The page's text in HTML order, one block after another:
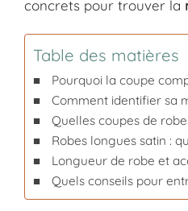
concrets pour trouver la
Table des matières
Pourquoi la coupe
Comment identifier sa
Quelles coupes de
Robes longues satin :
Longueur de robe et
Quels conseils pour